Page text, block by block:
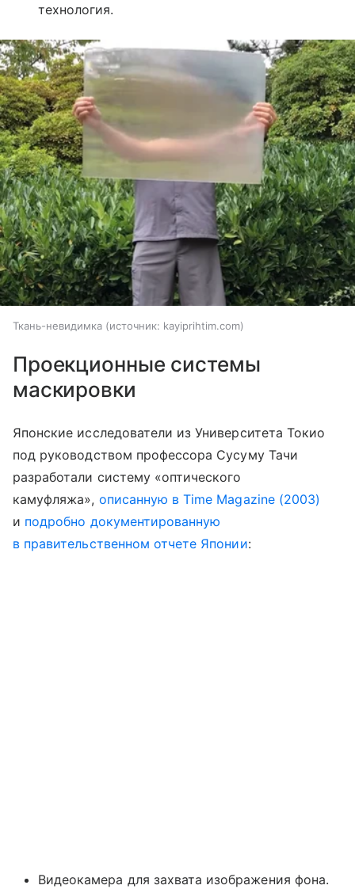
технология.
Ткань-невидимка источник: kayiprihtim.com
Проекционные системы
маскировки
Японские исследователи из Университета Токио
под руководством профессора Сусуму Тачи
разработали систему «оптического
камуфляжа», описанную в Time Magazine (2003)
и подробно документированную
в правительственном отчете Японии:
Видеокамера для захвата изображения фона.